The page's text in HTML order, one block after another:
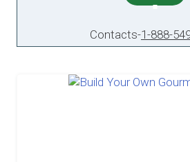
Contacts-1-888-